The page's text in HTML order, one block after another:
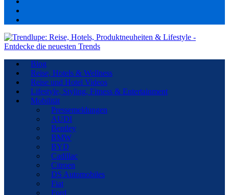
Blog
Reise, Hotels & Wellness
Reise und Hotel Videos
Lifestyle, Styling, Fitness & Entertainment
Mobilität
Pressemeldungen
AUDI
Bentley
BMW
BYD
Cadillac
Citroen
DS Automobiles
Fiat
Ford